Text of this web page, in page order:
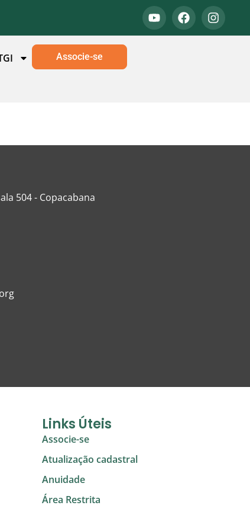
Associe-se
504 - Copacabana
Links Úteis
Associe-se
Atualização cadastral
Anuidade
Área Restrita